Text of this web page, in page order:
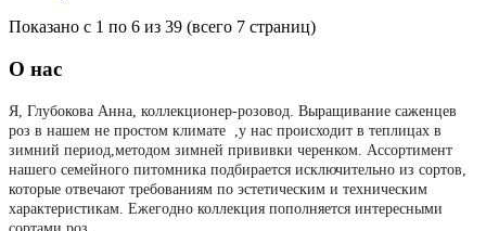
Показано с 1 по 6 из 39 (всего 7 страниц)
О нас
Я, Глубокова Анна, коллекционер-розовод. Выращивание саженцев
роз в нашем не простом климате ,у нас происходит в теплицах в
зимний период,методом зимней прививки черенком. Ассортимент
нашего семейного питомника подбирается исключительно из сортов,
которые отвечают требованиям по эстетическим и техническим
характеристикам. Ежегодно коллекция пополняется интересными